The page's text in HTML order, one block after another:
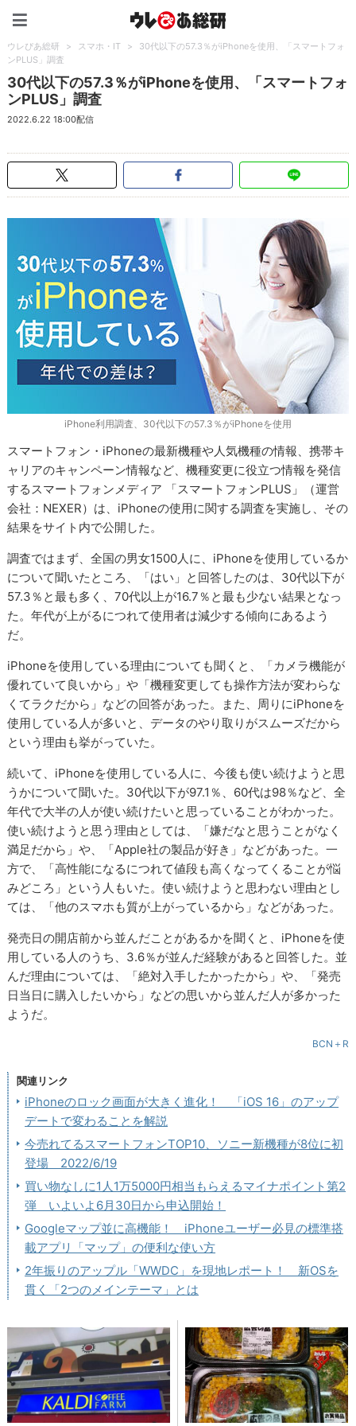
ウレぴあ総研 > スマホ・IT >
30代以下の57.3％がiPhoneを使用、「スマートフォ
ンPLUS」調査
30代以下の57.3％がiPhoneを使用、「スマートフォ
ンPLUS」調査
2022.6.22 18:00配信
iPhone利用調査、30代以下の57.3％がiPhoneを使用
スマートフォン・iPhoneの最新機種や人気機種の情報、携帯キ
ャリアのキャンペーン情報など、機種変更に役立つ情報を発信
するスマートフォンメディア 「スマートフォンPLUS」（運営
会社：NEXER）は、iPhoneの使用に関する調査を実施し、その
結果をサイト内で公開した。
調査ではまず、全国の男女1500人に、iPhoneを使用しているか
について聞いたところ、「はい」と回答したのは、30代以下が
57.3％と最も多く、70代以上が16.7％と最も少ない結果となっ
た。年代が上がるにつれて使用者は減少する傾向にあるよう
だ。
iPhoneを使用している理由についても聞くと、「カメラ機能が
優れていて良いから」や「機種変更しても操作方法が変わらな
くてラクだから」などの回答があった。また、周りにiPhoneを
使用している人が多いと、データのやり取りがスムーズだから
という理由も挙がっていた。
続いて、iPhoneを使用している人に、今後も使い続けようと思
うかについて聞いた。30代以下が97.1％、60代は98％など、全
年代で大半の人が使い続けたいと思っていることがわかった。
使い続けようと思う理由としては、「嫌だなと思うことがなく
満足だから」や、「Apple社の製品が好き」などがあった。一
方で、「高性能になるにつれて値段も高くなってくることが悩
みどころ」という人もいた。使い続けようと思わない理由とし
ては、「他のスマホも質が上がっているから」などがあった。
発売日の開店前から並んだことがあるかを聞くと、iPhoneを使
用している人のうち、3.6％が並んだ経験があると回答した。並
んだ理由については、「絶対入手したかったから」や、「発売
日当日に購入したいから」などの思いから並んだ人が多かった
ようだ。
BCN＋R
関連リンク
iPhoneのロック画面が大きく進化！ 「iOS 16」のアップ
デートで変わることを解説
今売れてるスマートフォンTOP10、ソニー新機種が8位に初
登場 2022/6/19
買い物なしに1人1万5000円相当もらえるマイナポイント第2
弾 いよいよ6月30日から申込開始！
Googleマップ並に高機能！ iPhoneユーザー必見の標準搭
載アプリ「マップ」の便利な使い方
2年振りのアップル「WWDC」を現地レポート！ 新OSを
貫く「2つのメインテーマ」とは